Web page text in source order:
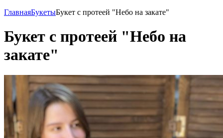
ГлавнаяБукетыБукет с протеей "Небо на закате"
Букет с протеей "Небо на
закате"